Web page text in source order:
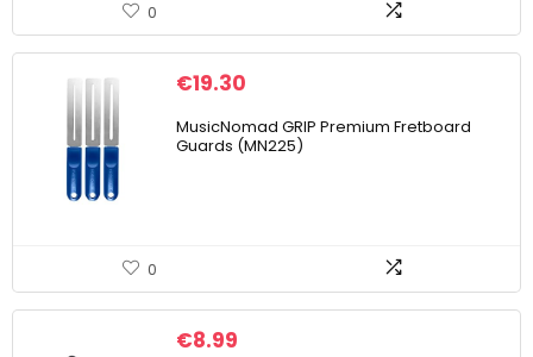
0
€19.30
MusicNomad GRIP Premium Fretboard
Guards (MN225)
0
€8.99